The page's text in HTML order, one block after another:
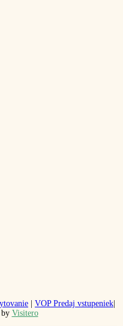
VOP Predaj vstupeniek
Visitero